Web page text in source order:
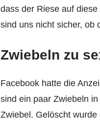
dass der Riese auf
sind uns nicht sicher, ob
Zwiebeln zu
Facebook hatte die
sind ein paar Zwiebeln
Zwiebel. Gelöscht